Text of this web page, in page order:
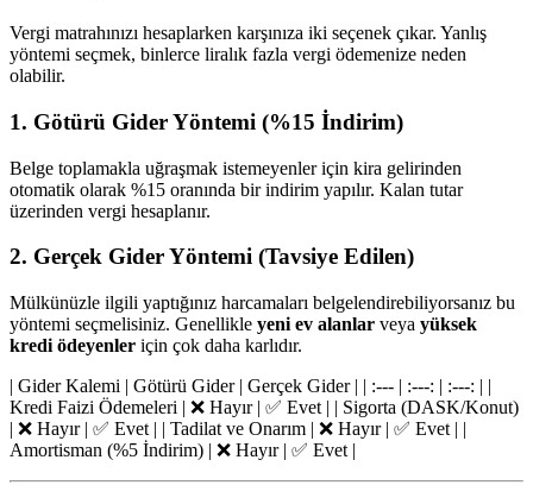
Vergi matrahınızı hesaplarken karşınıza iki seçenek çıkar. Yanlış
yöntemi seçmek, binlerce liralık fazla vergi ödemenize neden
olabilir.
1. Götürü Gider Yöntemi (%15 İndirim)
Belge toplamakla uğraşmak istemeyenler için kira gelirinden
otomatik olarak %15 oranında bir indirim yapılır. Kalan tutar
üzerinden vergi hesaplanır.
2. Gerçek Gider Yöntemi (Tavsiye Edilen)
Mülkünüzle ilgili yaptığınız harcamaları belgelendirebiliyorsanız bu
yöntemi seçmelisiniz. Genellikle yeni ev alanlar veya yüksek
kredi ödeyenler için çok daha karlıdır.
| Gider Kalemi | Götürü Gider | Gerçek Gider | | :--- | :---: | :---: | |
Kredi Faizi Ödemeleri | ❌ Hayır | ✅ Evet | | Sigorta (DASK/Konut)
| ❌ Hayır | ✅ Evet | | Tadilat ve Onarım | ❌ Hayır | ✅ Evet | |
Amortisman (%5 İndirim) | ❌ Hayır | ✅ Evet |